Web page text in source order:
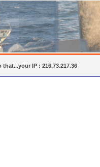
IP : 216.73.217.36